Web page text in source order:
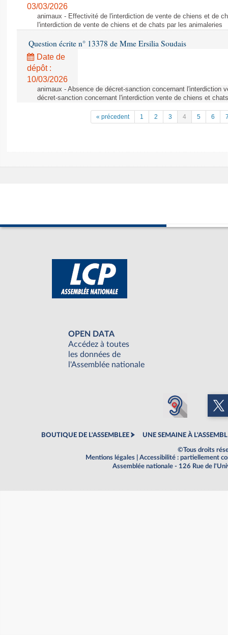
03/03/2026
animaux - Effectivité de l'interdiction de vente de chiens et de
l'interdiction de vente de chiens et de chats par les animaleries
Question écrite n° 13378 de Mme Ersilia Soudais
Date de
dépôt :
10/03/2026
animaux - Absence de décret-sanction concernant l'interdiction
décret-sanction concernant l'interdiction vente de chiens et chats
« précedent 1 2 3 4 5 6
OPEN DATA
Accédez à toutes
les données de
l'Assemblée nationale
BOUTIQUE DE L'ASSEMBLEE UNE SEMAINE À
©Tous droits
Mentions légales
Accessibilité : partiellement
Assemblée nationale - 126 Rue de